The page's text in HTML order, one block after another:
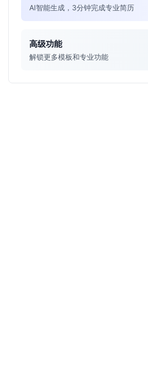
AI智能生成，3分钟完成专业简历
高级功能
解锁更多模板和专业功能